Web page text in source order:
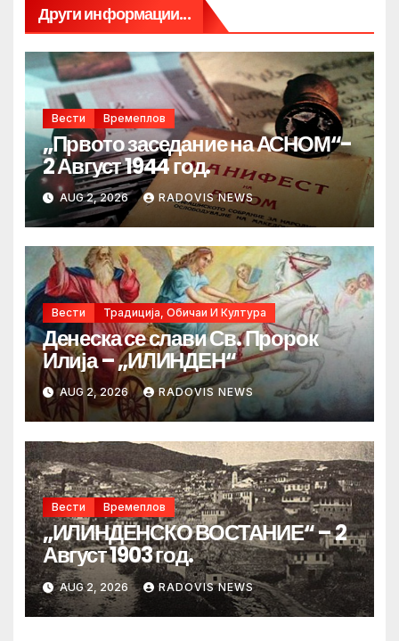
Други информации...
Вести Времеплов
„Првото заседание на АСНОМ“-
2 Август 1944 год.
AUG 2, 2026 RADOVIS NEWS
Вести Традиција, Обичаи И Култура
Денеска се слави Св. Пророк
Илија – „ИЛИНДЕН“
AUG 2, 2026 RADOVIS NEWS
Вести Времеплов
„ИЛИНДЕНСКО ВОСТАНИЕ“ – 2
Август 1903 год.
AUG 2, 2026 RADOVIS NEWS